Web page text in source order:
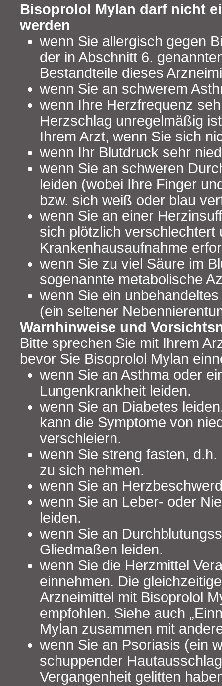
Bisoprolol Mylan darf nicht
werden
wenn Sie allergisch gegen
der in Abschnitt 6.
Bestandteile dieses
wenn Sie an schwerem
wenn Ihre Herzfrequenz
Herzschlag unregelmäßig
Ihrem Arzt, wenn Sie sich
wenn Ihr Blutdruck sehr
wenn Sie an schweren
leiden (wobei Ihre Finger
bzw. sich weiß oder blau
wenn Sie an einer
sich plötzlich verschlechtert
Krankenhausaufnahme
wenn Sie zu viel Säure im
sogenannte metabolische
wenn Sie ein
(ein seltener
Warnhinweise und
Bitte sprechen Sie mit Ihrem
bevor Sie Bisoprolol Mylan
wenn Sie an Asthma oder
Lungenkrankheit leiden.
wenn Sie an Diabetes
kann die Symptome von
verschleiern.
wenn Sie streng fasten,
zu sich nehmen.
wenn Sie an
wenn Sie an Leber- oder
leiden.
wenn Sie an
Gliedmaßen leiden.
wenn Sie die Herzmittel
einnehmen. Die
Arzneimittel mit Bisoprolol
empfohlen. Siehe auch
Mylan zusammen mit
wenn Sie an Psoriasis (ein
schuppender
Vergangenheit gelitten